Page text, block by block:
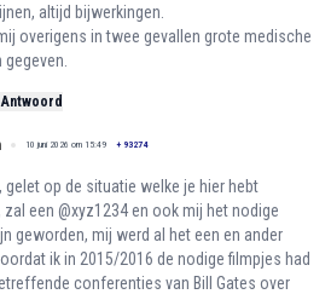
altijd bijwerkingen.
overigens in twee gevallen grote medische
Antwoord
10 juni 2026 om 15:49 + 93274
gelet op de situatie welke je hier hebt
een @xyz1234 en ook mij het nodige
geworden, mij werd al het een en ander
ik in 2015/2016 de nodige filmpjes had
conferenties van Bill Gates over